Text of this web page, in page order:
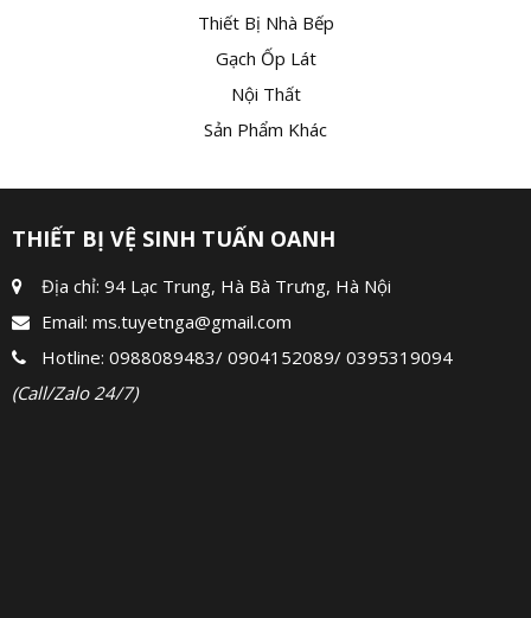
Thiết Bị Nhà Bếp
Gạch Ốp Lát
Nội Thất
Sản Phẩm Khác
THIẾT BỊ VỆ SINH TUẤN OANH
Địa chỉ: 94 Lạc Trung, Hà Bà Trưng, Hà Nội
Email: ms.tuyetnga@gmail.com
Hotline: 0988089483/ 0904152089/ 0395319094
(Call/Zalo 24/7)